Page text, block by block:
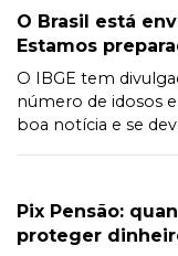
O Brasil está
Estamos
O IBGE tem
número de idosos
boa notícia e se
Pix Pensão:
proteger